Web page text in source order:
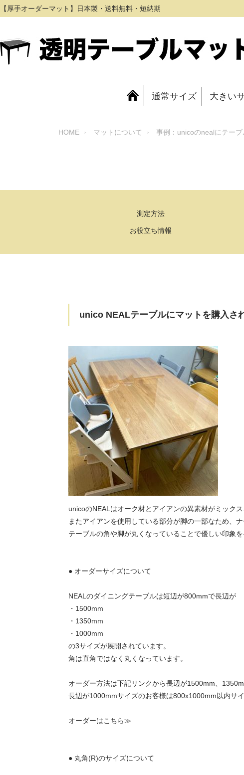
【厚手オーダーマット】日本製・送料無料・短納期
通常サイズ 大きい
HOME マットについて 事例：unicoのnealにテー
測定方法
お役立ち情報
unico NEALテーブルにマットを購入さ
unicoのNEALはオーク材とアイアンの異素材がミック
またアイアンを使用している部分が脚の一部なため、
テーブルの角や脚が丸くなっていることで優しい印象を
● オーダーサイズについて
NEALのダイニングテーブルは短辺が800mmで長辺が
・1500mm
・1350mm
・1000mm
の3サイズが展開されています。
角は直角ではなく丸くなっています。
オーダー方法は下記リンクから長辺が1500mm、
長辺が1000mmサイズのお客様は800x1000mm以内サ
オーダーはこちら≫
● 丸角(R)のサイズについて